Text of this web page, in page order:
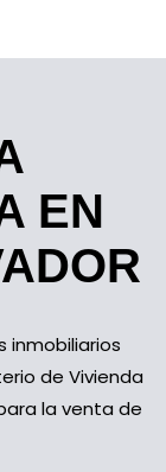
EN
inmobiliarios
de Vivienda
la venta de